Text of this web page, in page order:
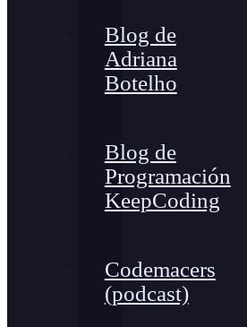
Blog de
Adriana
Botelho
Blog de
Programación
KeepCoding
Codemacers
(podcast)